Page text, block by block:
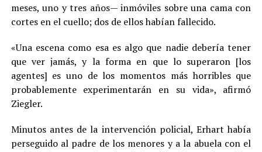
meses, uno y tres años— inmóviles sobre una cama con
cortes en el cuello; dos de ellos habían fallecido.
«Una escena como esa es algo que nadie debería tener
que ver jamás, y la forma en que lo superaron [los
agentes] es uno de los momentos más horribles que
probablemente experimentarán en su vida», afirmó
Ziegler.
Minutos antes de la intervención policial, Erhart había
perseguido al padre de los menores y a la abuela con el